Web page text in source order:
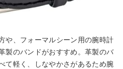
や、フォーマルシーン用の腕時計
製のバンドがおすすめ。革製のバ
て軽く、しなやかさがあるため腕